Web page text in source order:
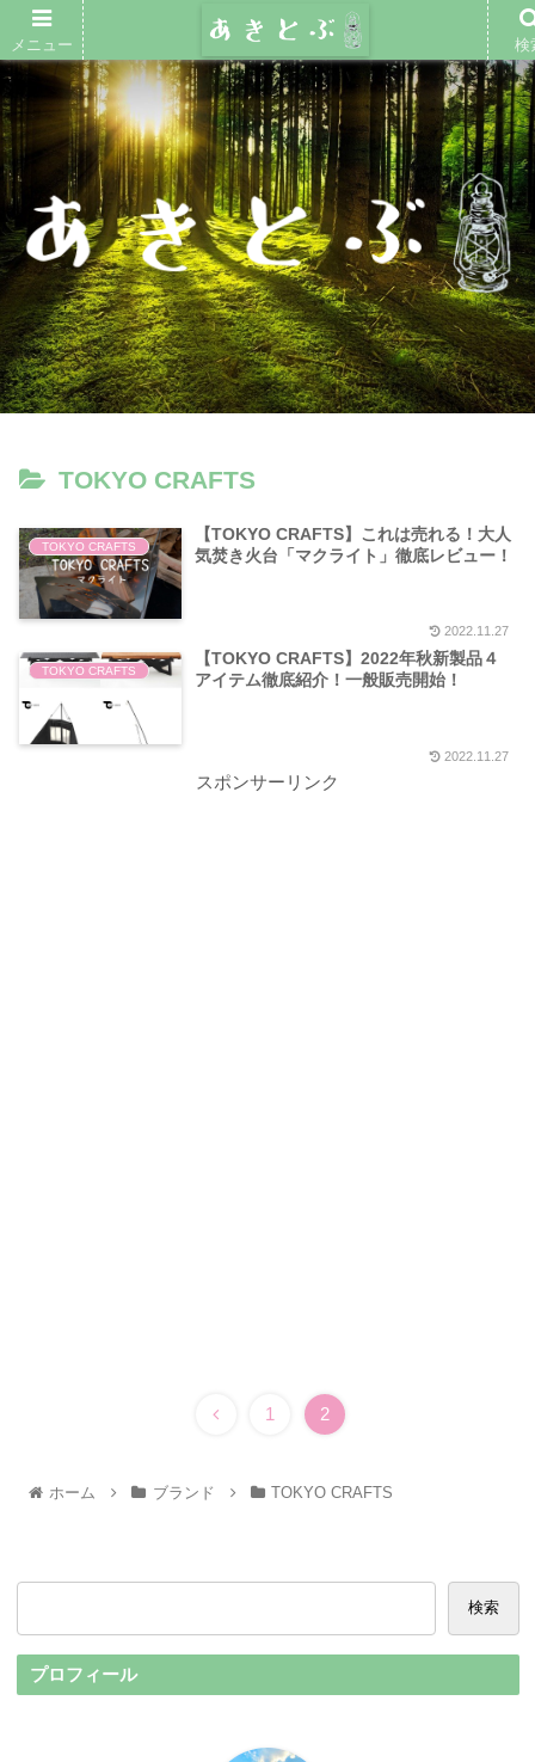
TOKYO CRAFTS
TOKYO CRAFTS
【TOKYO CRAFTS】これは売れる！大人
気焚き火台「マクライト」徹底レビュー！
2022.11.27
TOKYO CRAFTS
【TOKYO CRAFTS】2022年秋新製品４
アイテム徹底紹介！一般販売開始！
2022.11.27
スポンサーリンク
1 2
ホーム ブランド TOKYO CRAFTS
検索
プロフィール
メニュー 検